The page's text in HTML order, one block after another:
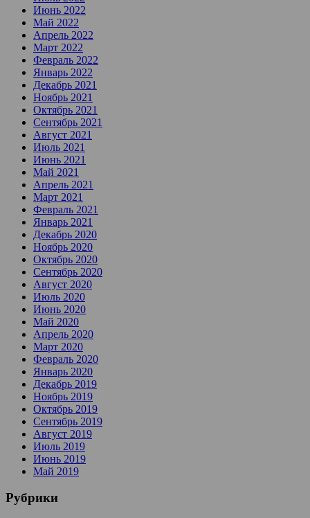
Июнь 2022
Май 2022
Апрель 2022
Март 2022
Февраль 2022
Январь 2022
Декабрь 2021
Ноябрь 2021
Октябрь 2021
Сентябрь 2021
Август 2021
Июль 2021
Июнь 2021
Май 2021
Апрель 2021
Март 2021
Февраль 2021
Январь 2021
Декабрь 2020
Ноябрь 2020
Октябрь 2020
Сентябрь 2020
Август 2020
Июль 2020
Июнь 2020
Май 2020
Апрель 2020
Март 2020
Февраль 2020
Январь 2020
Декабрь 2019
Ноябрь 2019
Октябрь 2019
Сентябрь 2019
Август 2019
Июль 2019
Июнь 2019
Май 2019
Рубрики